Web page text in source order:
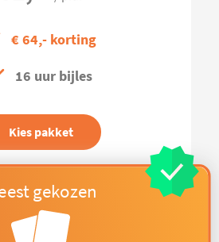
€ 64,- korting
16 uur bijles
Kies pakket